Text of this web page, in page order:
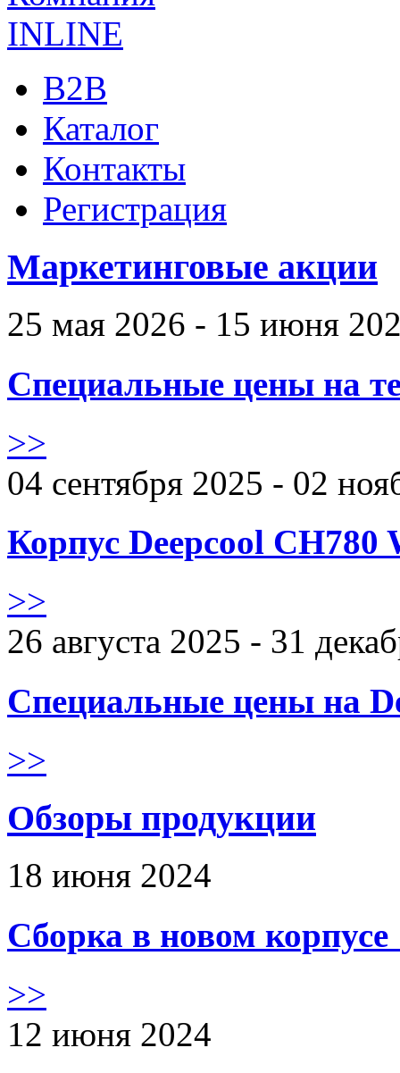
B2B
Каталог
Контакты
Регистрация
Маркетинговые акции
25 мая 2026 - 15 июня
Специальные цены на
>>
04 сентября 2025 - 02
Корпус Deepcool CH780
>>
26 августа 2025 - 31
Специальные цены на
>>
Обзоры продукции
18 июня 2024
Сборка в новом
>>
12 июня 2024